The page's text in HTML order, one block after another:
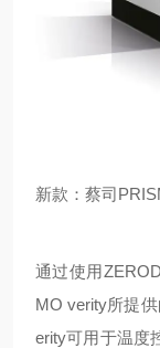
新款：蔡司
通过使用
MO verity所提
erity可用于温度